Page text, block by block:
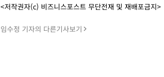
<저작권자(c) 비즈니스포스트 무단전재 및 재배포금지>
임수정 기자의 다른기사보기